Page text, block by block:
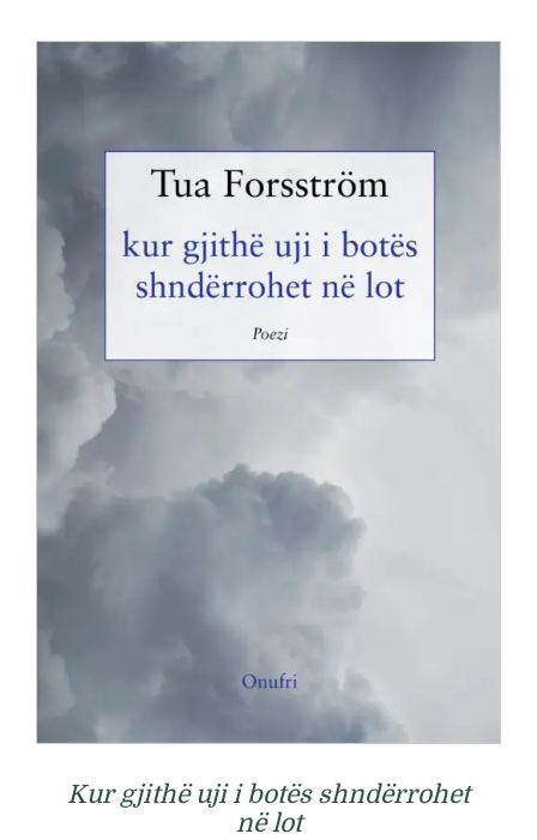
Blog
Kur gjithë uji i botës shndërrohet
në lot